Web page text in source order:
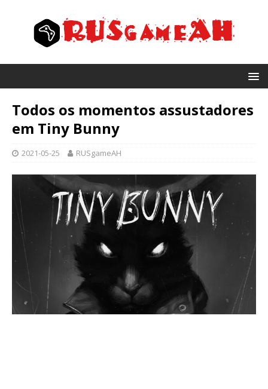
Todos os momentos assustadores
em Tiny Bunny
2021-05-25 RUSgameAH